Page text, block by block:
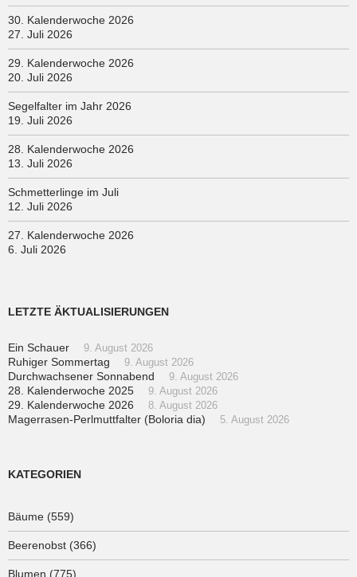
30. Kalenderwoche 2026
27. Juli 2026
29. Kalenderwoche 2026
20. Juli 2026
Segelfalter im Jahr 2026
19. Juli 2026
28. Kalenderwoche 2026
13. Juli 2026
Schmetterlinge im Juli
12. Juli 2026
27. Kalenderwoche 2026
6. Juli 2026
LETZTE ÄKTUALISIERUNGEN
Ein Schauer 9. August 2026
Ruhiger Sommertag 9. August 2026
Durchwachsener Sonnabend 9. August 2026
28. Kalenderwoche 2025 9. August 2026
29. Kalenderwoche 2026 8. August 2026
Magerrasen-Perlmuttfalter (Boloria dia) 5. August 2026
KATEGORIEN
Bäume (559)
Beerenobst (366)
Blumen (775)